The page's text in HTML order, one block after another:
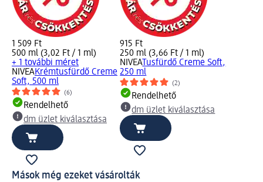
1 509 Ft
500 ml (3,02 Ft / 1 ml)
+ 1 további méret
NIVEAKrémtusfürdő Creme
Soft, 500 ml
(6)
Rendelhető
dm üzlet kiválasztása
915 Ft
250 ml (3,66 Ft / 1 ml)
NIVEATusfürdő Creme Soft,
250 ml
(2)
Rendelhető
dm üzlet kiválasztása
Mások még ezeket vásárolták